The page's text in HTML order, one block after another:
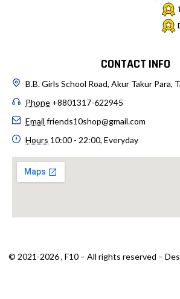
CONTACT INFO
B.B. Girls School Road, Akur Takur Para,
Phone +8801317-622945
Email friends10shop@gmail.com
Hours 10:00 - 22:00, Everyday
© 2021-2026 , F10 – All rights reserved –